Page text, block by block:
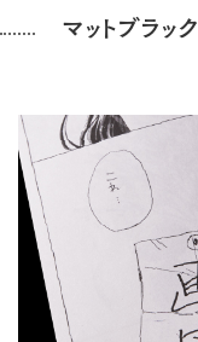
マットブラ